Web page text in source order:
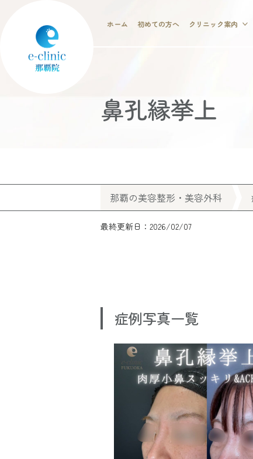
ホーム 初めての方へ クリニック案内
鼻孔縁挙上
那覇の美容整形・美容外科
最終更新日：2026/02/07
症例写真一覧